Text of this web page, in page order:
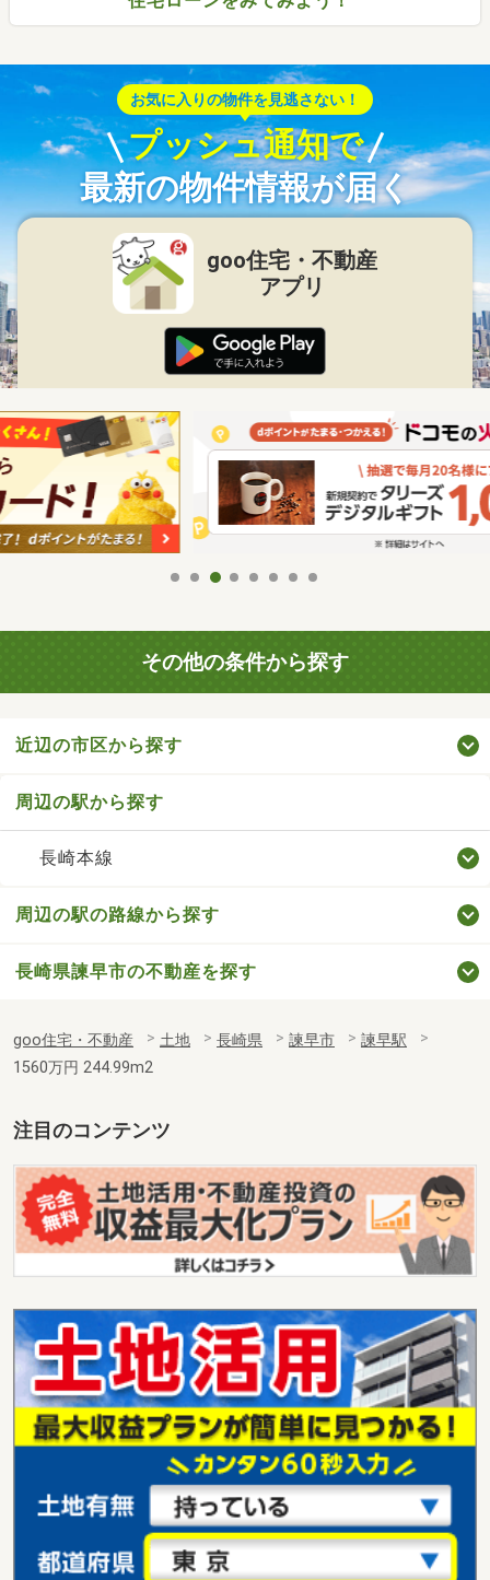
お気に入りの物件を見逃さない！
プッシュ通知で
最新の物件情報が届く
goo住宅・不動産
アプリ
その他の条件から探す
近辺の市区から探す
周辺の駅から探す
長崎本線
周辺の駅の路線から探す
長崎県諫早市の不動産を探す
goo住宅・不動産 土地 長崎県 諫早市
諫早駅
1560万円 244.99m2
注目のコンテンツ